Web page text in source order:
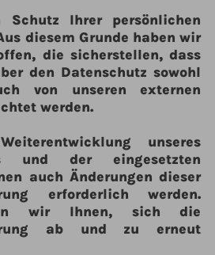
Ihrer persönlichen
diesem Grunde haben wir
die sicherstellen, dass
den Datenschutz sowohl
von unseren externen
werden.
unseres
und der eingesetzten
auch Änderungen dieser
erforderlich werden.
wir Ihnen, sich die
ab und zu erneut